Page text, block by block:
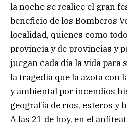
la noche se realice el gran
beneficio de los Bomberos
localidad, quienes como
provincia y de provincias y
juegan cada día la vida para
la tragedia que la azota con
y ambiental por incendios
geografía de ríos, esteros y
A las 21 de hoy, en el